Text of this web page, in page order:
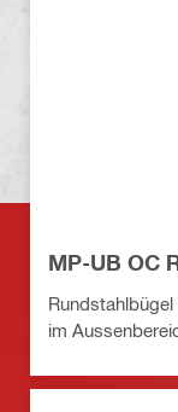
MP-UB OC
im